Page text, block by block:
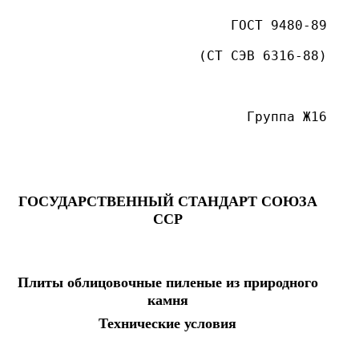
ГОСТ 9480-89
(СТ СЭВ 6316-88)
Группа Ж16
ГОСУДАРСТВЕННЫЙ СТАНДАРТ СОЮЗА
ССР
Плиты облицовочные пиленые из природного
камня
Технические условия